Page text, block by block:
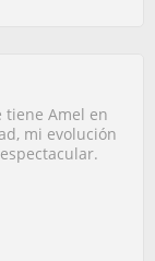
tiene Amel en
mi evolución